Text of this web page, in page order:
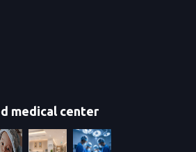
medical center